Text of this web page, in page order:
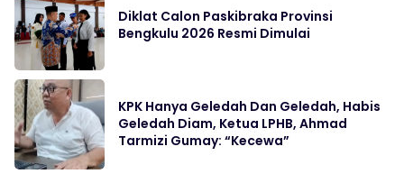
Diklat Calon Paskibraka Provinsi
Bengkulu 2026 Resmi Dimulai
KPK Hanya Geledah Dan Geledah, Habis
Geledah Diam, Ketua LPHB, Ahmad
Tarmizi Gumay: “Kecewa”